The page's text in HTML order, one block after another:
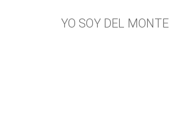
YO SOY DEL MONTE